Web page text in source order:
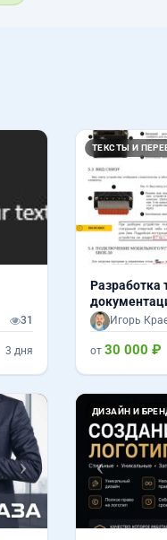
31
3 дня
ТЕКСТЫ И
Разработка
34, 19Игорь
от 30 000 ₽
Вперед ДИЗАЙН И
Назад